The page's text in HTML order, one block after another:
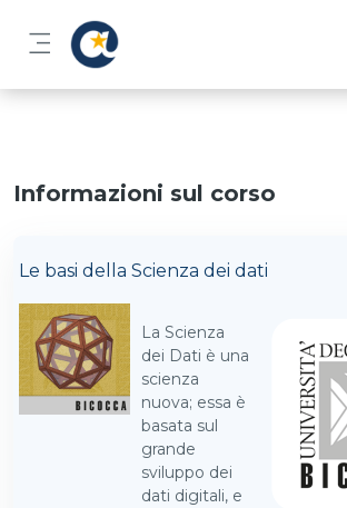
Pannello laterale
Informazioni sul corso
Le basi della Scienza dei dati
La Scienza
dei Dati è una
scienza
nuova; essa è
basata sul
grande
sviluppo dei
dati digitali, e